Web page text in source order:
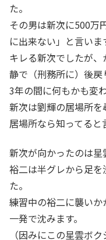
た。
その男は新次に500万
に出来ない」と言いま
キレる新次でしたが
静で（刑務所に）後戻
3年の間に何もかも変
新次は劉輝の居場所
居場所なら知ってると
新次が向かったのは星
裕二は半グレから足
た。
練習中の裕二に襲い
一発で沈みます。
（因みにこの星雲ボ